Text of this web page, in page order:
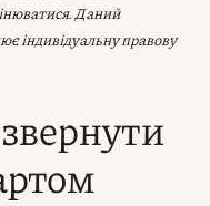
Даний
індивідуальну правову